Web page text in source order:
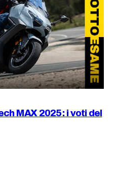
MAX 2025: i voti del